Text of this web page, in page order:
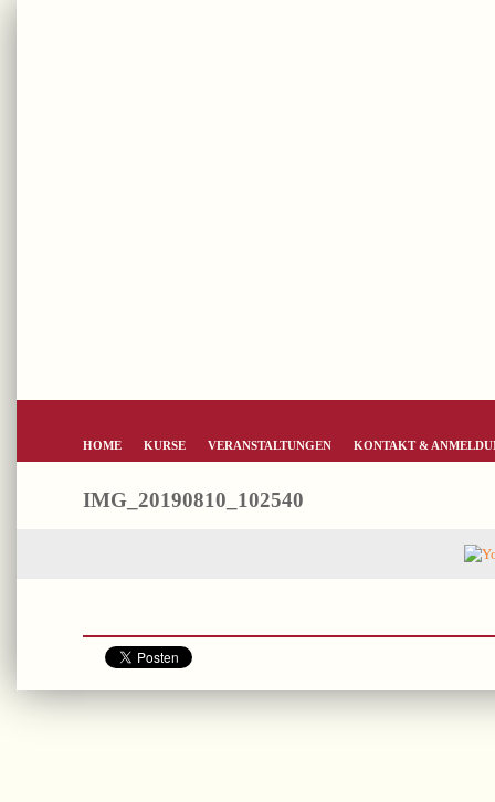
HOME KURSE VERANSTALTUNGEN KONTAKT &
IMG_20190810_102540